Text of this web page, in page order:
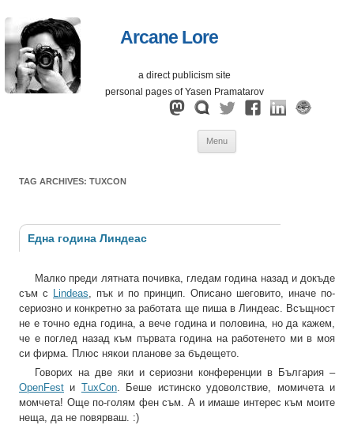
Arcane Lore
a direct publicism site
personal pages of Yasen Pramatarov
Menu
TAG ARCHIVES: TUXCON
Една година Линдеас
Малко преди лятната почивка, гледам година назад и докъде
съм с Lindeas, пък и по принцип. Описано шеговито, иначе по-
сериозно и конкретно за работата ще пиша в Линдеас. Всъщност
не е точно една година, а вече година и половина, но да кажем,
че е поглед назад към първата година на работенето ми в моя
си фирма. Плюс някои планове за бъдещето.
Говорих на две яки и сериозни конференции в България –
OpenFest и TuxCon. Беше истинско удоволствие, момичета и
момчета! Още по-голям фен съм. А и имаше интерес към моите
неща, да не повярваш. :)